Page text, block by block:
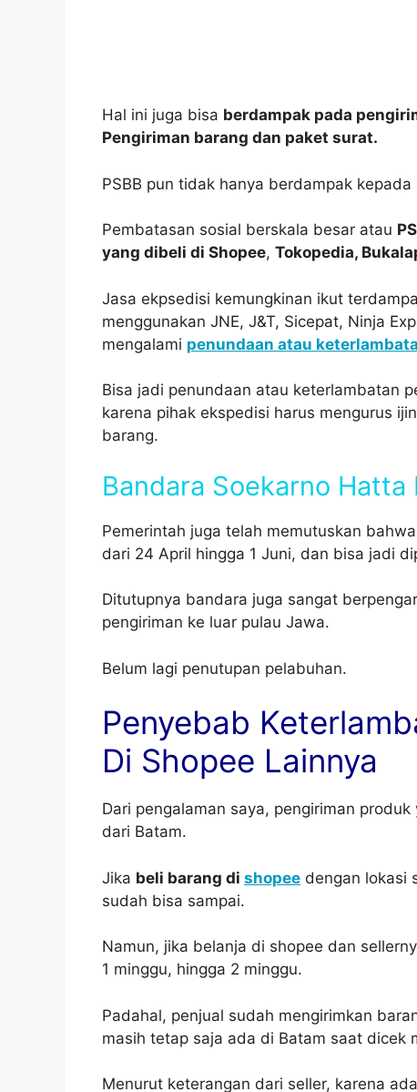
Hal ini juga bisa berdampak pada
Pengiriman barang dan paket surat.
PSBB pun tidak hanya berdampak
Pembatasan sosial berskala besar atau
yang dibeli di Shopee, Tokopedia,
Jasa ekpsedisi kemungkinan ikut
menggunakan JNE, J&T, Sicepat, Ninja
mengalami penundaan atau
Bisa jadi penundaan atau keterlambatan
karena pihak ekspedisi harus mengurus
barang.
Bandara Soekarno
Pemerintah juga telah memutuskan
dari 24 April hingga 1 Juni, dan bisa jadi
Ditutupnya bandara juga sangat
pengiriman ke luar pulau Jawa.
Belum lagi penutupan pelabuhan.
Penyebab
Di Shopee Lainnya
Dari pengalaman saya, pengiriman
dari Batam.
Jika beli barang di shopee dengan lokasi
sudah bisa sampai.
Namun, jika belanja di shopee dan
1 minggu, hingga 2 minggu.
Padahal, penjual sudah mengirimkan
masih tetap saja ada di Batam saat dicek
Menurut keterangan dari seller, karena